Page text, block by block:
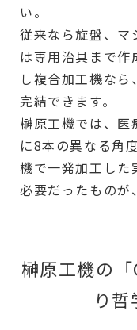
い。
従来なら旋盤、マ
は専用治具まで
し複合加工機な
完結できます。
榊原工機では、
に8本の異なる角
機で一発加工した
必要だったものが
榊原工機の
り